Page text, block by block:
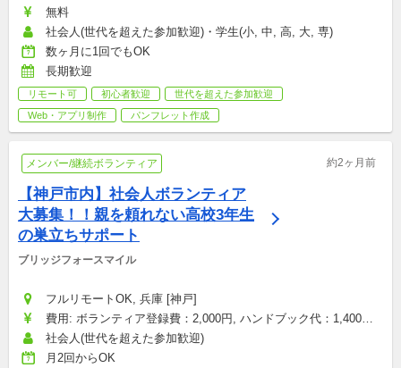
無料
社会人(世代を超えた参加歓迎)・学生(小, 中, 高, 大, 専)
数ヶ月に1回でもOK
長期歓迎
リモート可 初心者歓迎
世代を超えた参加歓迎
Web・アプリ制作
パンフレット作成
メンバー/継続ボランティア 約2ヶ月前
【神戸市内】社会人ボランティア
大募集！！親を頼れない高校3年生
の巣立ちサポート
ブリッジフォースマイル
フルリモートOK, 兵庫 [神戸]
費用: ボランティア登録費：2,000円, ハンドブック代：1,400円,
研修参加費：2,000円, その他雑費：会場型のみ（お菓子・飲み
物代など）：1,500円
社会人(世代を超えた参加歓迎)
月2回からOK